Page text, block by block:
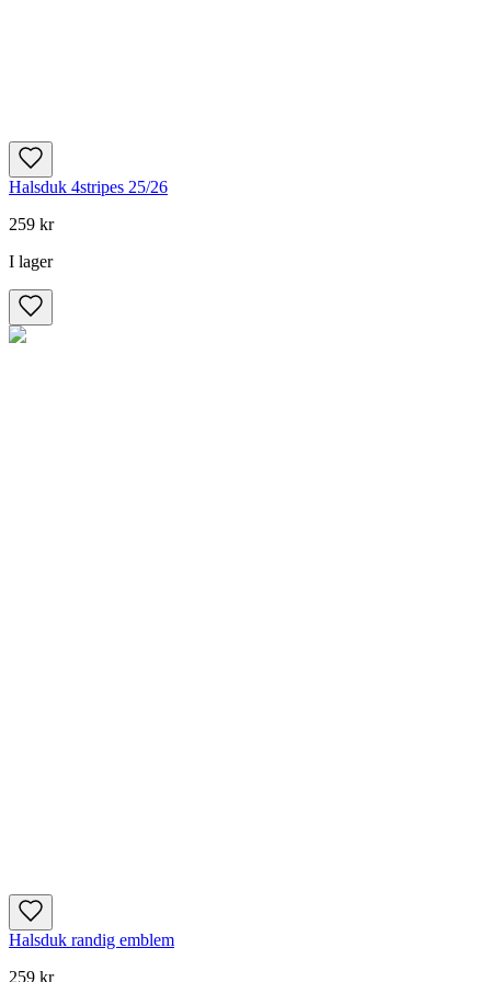
Halsduk 4stripes 25/26
259 kr
I lager
Halsduk randig emblem
259 kr